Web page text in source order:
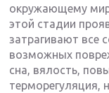
окружающему
этой стадии
затрагивают все
возможных
сна, вялость,
терморегуляция,